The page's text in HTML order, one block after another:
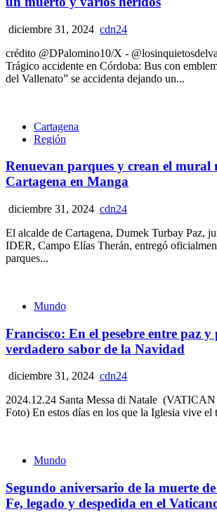
diciembre 31, 2024 cdn24
crédito @DPalomino10/X -
Trágico accidente en Córdoba: Bus con
del Vallenato” se accidenta dejando un...
Cartagena
Región
Renuevan parques y crean el mural
Cartagena en Manga
diciembre 31, 2024 cdn24
El alcalde de Cartagena, Dumek Turbay Paz,
IDER, Campo Elías Therán, entregó
parques...
Mundo
Francisco: En el pesebre entre paz y
verdadero sabor de la Navidad
diciembre 31, 2024 cdn24
2024.12.24 Santa Messa di Natale
Foto) En estos días en los que la Iglesia vive el
Mundo
Segundo aniversario de la muerte
Fe, legado y despedida en el